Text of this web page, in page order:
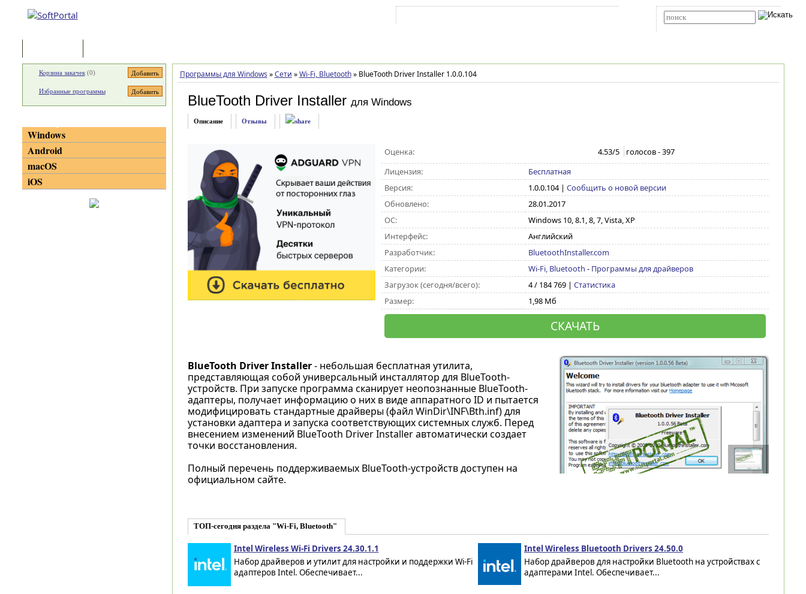
Программы для Windows » Сети » Wi-Fi, Bluetooth »BlueTooth Driver Installer 1.0.0.104
BlueTooth Driver Installer для Windows
Описание Отзывы
Оценка: 4.53/5 голосов -397
Лицензия:
Бесплатная
Версия:
1.0.0.104| Сообщить о новой версии
Обновлено:
28.01.2017
ОС:
Windows 10, 8.1, 8, 7, Vista, XP
Интерфейс:
Английский
Разработчик:
BluetoothInstaller.com
Категории:
Wi-Fi, Bluetooth - Программы для драйверов
Загрузок (сегодня/всего):
4 / 184 769 | Статистика
Размер:
1,98 Мб
СКАЧАТЬ
BlueTooth Driver Installer- небольшая бесплатная утилита,
представляющая собой универсальный инсталлятор для BlueTooth-
устройств. При запуске программа сканирует неопознанные BlueTooth-
адаптеры, получает информацию о них в виде аппаратного ID и пытается
модифицировать стандартные драйверы (файл WinDir\INF\Bth.inf) для
установки адаптера и запуска соответствующих системных служб. Перед
внесением изменений BlueTooth Driver Installer автоматически создает
точки восстановления.
Полный перечень поддерживаемых BlueTooth-устройств доступен на
официальном сайте.
ТОП-сегодня раздела "Wi-Fi, Bluetooth"
Intel Wireless Wi-Fi Drivers 24.30.1.1
Набор драйверов и утилит для настройки и поддержки Wi-Fi
адаптеров Intel. Обеспечивает...
Intel Wireless Bluetooth Drivers 24.50.0
Набор драйверов для настройки Bluetooth на устройствах с
адаптерами Intel. Обеспечивает...
Корзина закачек(0)
Избранные программы
Windows
Android
macOS
iOS